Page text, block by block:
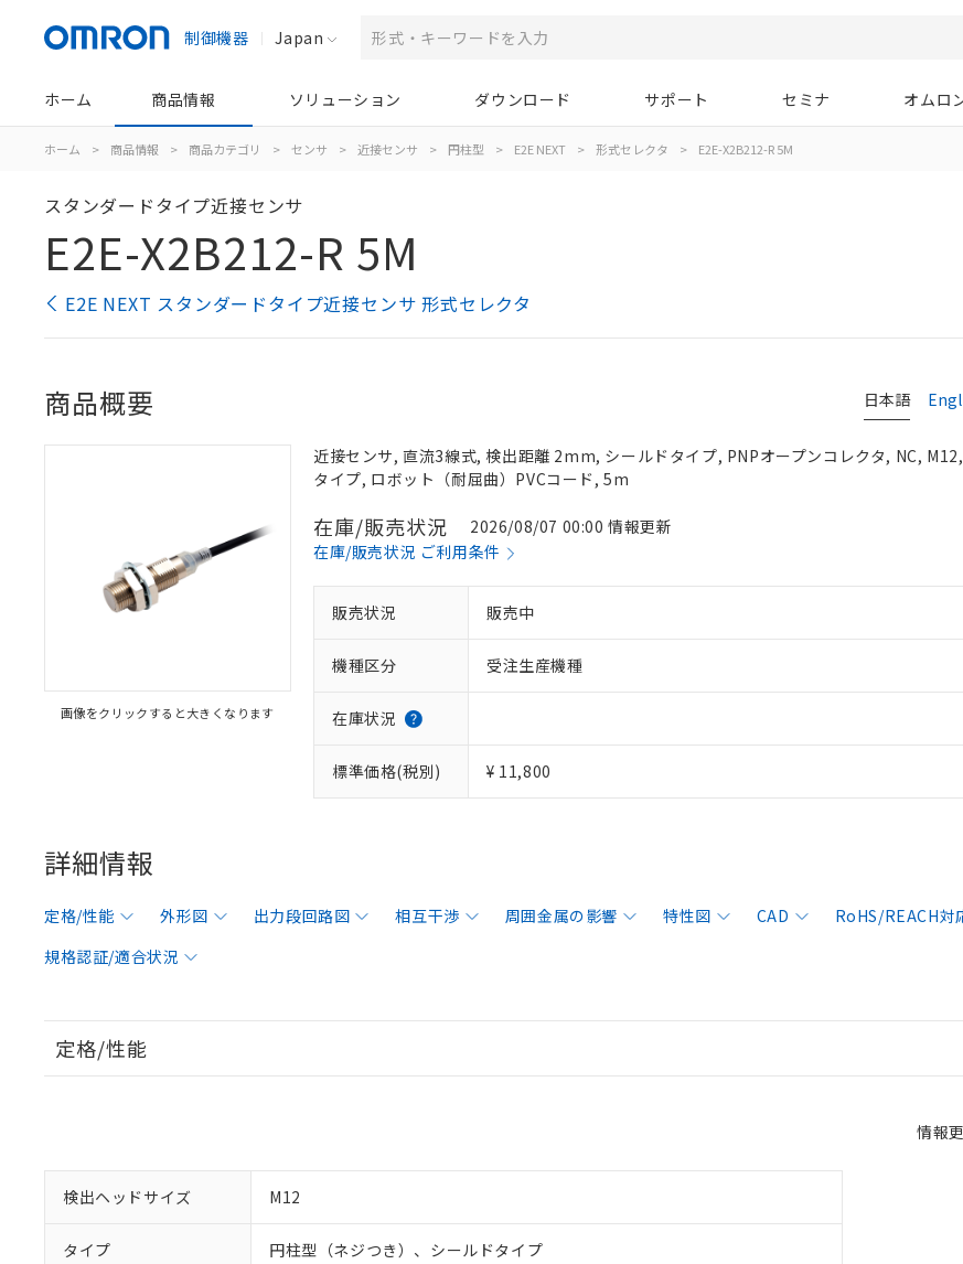
制御機器 Japan
ホーム 商品情報 ソリューション ダウンロード サポート セミナ オムロ
ホーム > 商品情報 > 商品カテゴリ > センサ > 近接センサ > 円柱型 > E2E NEXT > 形式セレクタ > E2E-X2B212-R 5M
スタンダードタイプ近接センサ
E2E-X2B212-R 5M
E2E NEXT スタンダードタイプ近接センサ 形式セレクタ
日本語
商品概要
画像をクリックすると大きくなります
近接センサ, 直流3線式, 検出距離 2mm, シールドタイプ, PNPオープンコレクタ, NC,
タイプ, ロボット（耐屈曲）PVCコード, 5m
在庫/販売状況
2026/08/07 00:00 情報更新
在庫/販売状況 ご利用条件
販売状況 販売中
機種区分 受注生産機種
在庫状況
標準価格(税別) ¥ 11,800
詳細情報
定格/性能 外形図 出力段回路図 相互干渉 周囲金属の影響 特性図 CAD
RoHS/REACH対
規格認証/適合状況
定格/性能
情報
検出ヘッドサイズ M12
タイプ 円柱型（ネジつき）、シールドタイプ